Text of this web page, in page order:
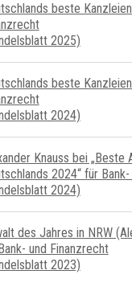
beste
2025)
beste
2024)
Knauss bei „Beste
2024“ für
2024)
des Jahres in NRW
und Finanzrecht
2023)